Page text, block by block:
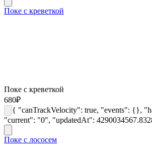
Поке с креветкой
Поке с креветкой
680₽
{ "canTrackVelocity": true, "events": {},
"current": "0", "updatedAt":
Поке с лососем